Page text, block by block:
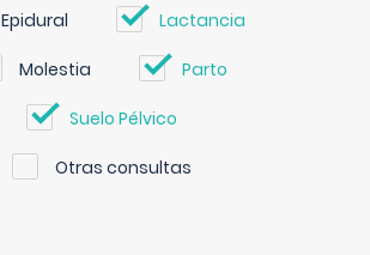
Epidural Lactancia
Molestia Parto
Suelo Pélvico
Otras consultas